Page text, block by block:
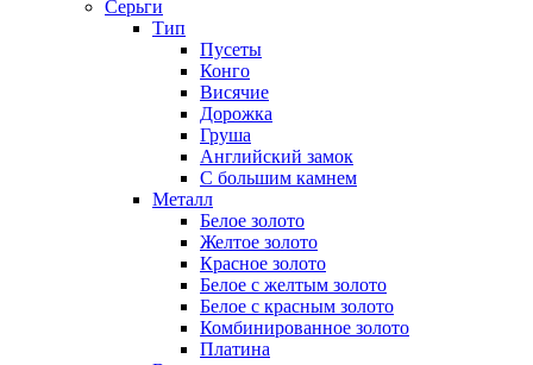
Серьги
Тип
Пусеты
Конго
Висячие
Дорожка
Груша
Английский замок
С большим камнем
Металл
Белое золото
Желтое золото
Красное золото
Белое с желтым золото
Белое с красным золото
Комбинированное золото
Платина